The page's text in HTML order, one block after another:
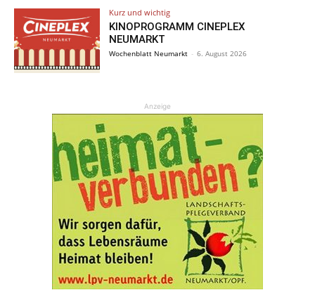
Kurz und wichtig
KINOPROGRAMM CINEPLEX
NEUMARKT
Wochenblatt Neumarkt - 6. August 2026
Anzeige